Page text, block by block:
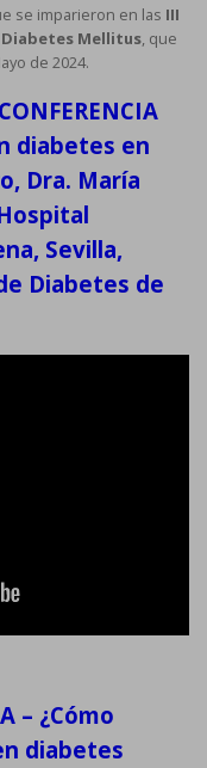
se imparieron en las III
Diabetes Mellitus, que
de 2024.
diabetes en
Dra. María
Sevilla,
Diabetes de
– ¿Cómo
diabetes